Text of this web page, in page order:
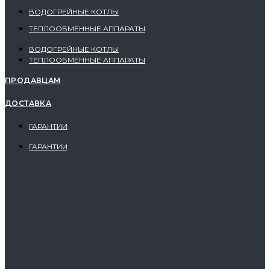
ВОДОГРЕЙНЫЕ КОТЛЫ
ТЕПЛООБМЕННЫЕ АППАРАТЫ
ВОДОГРЕЙНЫЕ КОТЛЫ
ТЕПЛООБМЕННЫЕ АППАРАТЫ
ПРОДАВЦАМ
ДОСТАВКА
ГАРАНТИИ
ГАРАНТИИ